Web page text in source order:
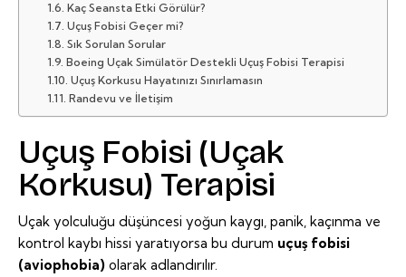
Kaç Seansta Etki Görülür?
Uçuş Fobisi Geçer mi?
Sık Sorulan Sorular
Boeing Uçak Simülatör Destekli Uçuş Fobisi Terapisi
Uçuş Korkusu Hayatınızı Sınırlamasın
Randevu ve İletişim
Uçuş Fobisi (Uçak
Korkusu) Terapisi
Uçak yolculuğu düşüncesi yoğun kaygı, panik, kaçınma ve
kontrol kaybı hissi yaratıyorsa bu durum uçuş fobisi
(aviophobia) olarak adlandırılır.